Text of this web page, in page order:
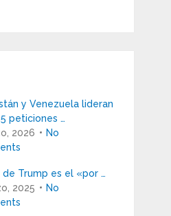
y Venezuela lideran
peticiones …
2026
No
de Trump es el «por …
2025
No